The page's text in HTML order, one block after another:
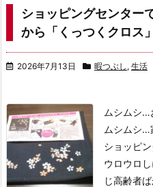
ショッピングセンター
から「くっつくクロス
2026年7月13日 暇つぶし , 生活
ムシムシ…
ムシムシ…
ショッピ
ウロウロ
じ高齢者